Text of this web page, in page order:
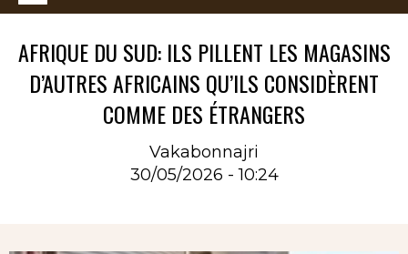
AFRIQUE DU SUD: ILS PILLENT LES MAGASINS
D’AUTRES AFRICAINS QU’ILS CONSIDÈRENT
COMME DES ÉTRANGERS
Vakabonnajri
30/05/2026 - 10:24